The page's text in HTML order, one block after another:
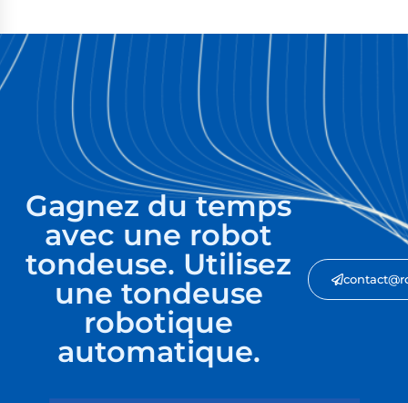
Gagnez du temps
avec une robot
tondeuse. Utilisez
une tondeuse
robotique
automatique.